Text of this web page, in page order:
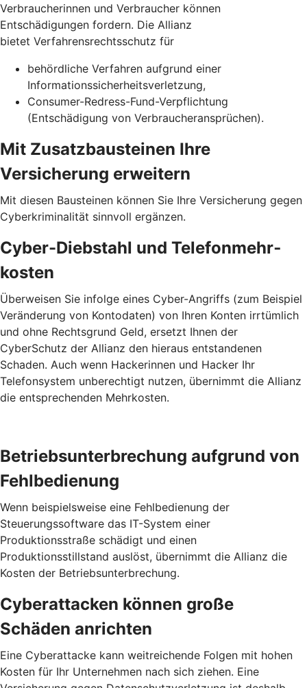
Verbraucherinnen und Verbraucher können
Entschädigungen fordern. Die Allianz
bietet Verfahrensrechtsschutz für
behördliche Verfahren aufgrund einer
Informationssicherheits­verletzung,
Consumer-Redress-Fund-Verpflichtung
(Entschädigung von Verbraucheransprüchen).
Mit Zusatzbausteinen Ihre
Versicherung erweitern
Mit diesen Bausteinen können Sie Ihre Versicherung gegen
Cyberkriminalität sinnvoll ergänzen.
Cyber-Diebstahl und Telefon­mehr­
kosten
Überweisen Sie infolge eines Cyber-Angriffs (zum Beispiel
Veränderung von Kontodaten) von Ihren Konten irrtümlich
und ohne Rechtsgrund Geld, ersetzt Ihnen der
CyberSchutz der Allianz den hieraus entstandenen
Schaden. Auch wenn Hackerinnen und Hacker Ihr
Telefonsystem unberechtigt nutzen, übernimmt die Allianz
die entsprechenden Mehrkosten.
Betriebs­unterbrechung aufgrund von
Fehl­bedienung
Wenn beispielsweise eine Fehlbedienung der
Steuerungssoftware das IT-System einer
Produktionsstraße schädigt und einen
Produktionsstillstand auslöst, übernimmt die Allianz die
Kosten der Betriebsunterbrechung.
Cyber­attacken können große
Schäden anrichten
Eine Cyberattacke kann weitreichende Folgen mit hohen
Kosten für Ihr Unternehmen nach sich ziehen. Eine